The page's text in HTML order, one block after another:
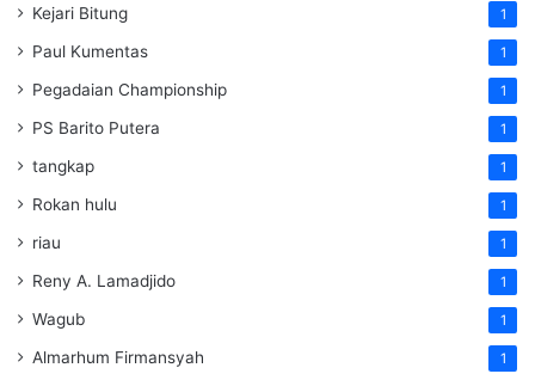
Kejari Bitung 1
Paul Kumentas 1
Pegadaian Championship 1
PS Barito Putera 1
tangkap 1
Rokan hulu 1
riau 1
Reny A. Lamadjido 1
Wagub 1
Almarhum Firmansyah 1